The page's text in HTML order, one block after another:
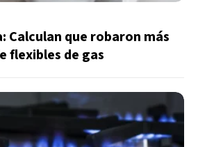
Calculan que robaron más
flexibles de gas